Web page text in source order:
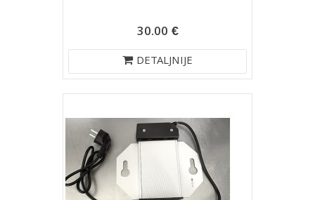
30.00 €
DETALJNIJE